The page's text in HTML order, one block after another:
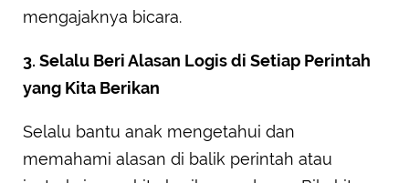
mengajaknya bicara.
3. Selalu Beri Alasan Logis di Setiap Perintah
yang Kita Berikan
Selalu bantu anak mengetahui dan
memahami alasan di balik perintah atau